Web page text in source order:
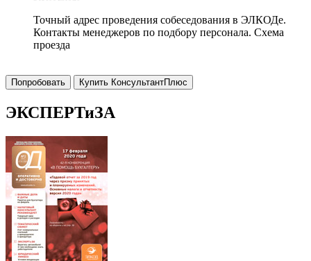
Точный адрес проведения собеседования в ЭЛКОДе.
Контакты менеджеров по подбору персонала. Схема
проезда
Попробовать Купить КонсультантПлюс
ЭКСПЕРТиЗА